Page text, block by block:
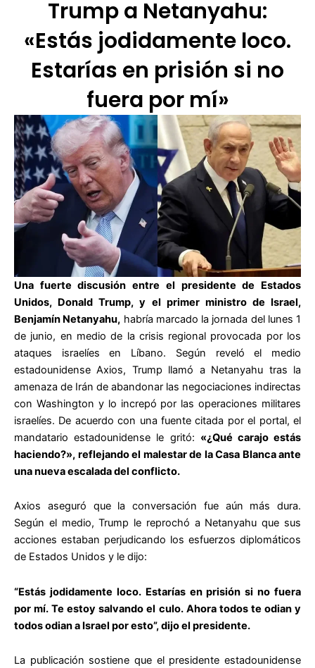
Trump a Netanyahu:
«Estás jodidamente loco.
Estarías en prisión si no
fuera por mí»
Una fuerte discusión entre el presidente de Estados
Unidos, Donald Trump, y el primer ministro de Israel,
Benjamín Netanyahu, habría marcado la jornada del lunes 1
de junio, en medio de la crisis regional provocada por los
ataques israelíes en Líbano. Según reveló el medio
estadounidense Axios, Trump llamó a Netanyahu tras la
amenaza de Irán de abandonar las negociaciones indirectas
con Washington y lo increpó por las operaciones militares
israelíes. De acuerdo con una fuente citada por el portal, el
mandatario estadounidense le gritó: «¿Qué carajo estás
haciendo?», reflejando el malestar de la Casa Blanca ante
una nueva escalada del conflicto.
Axios aseguró que la conversación fue aún más dura.
Según el medio, Trump le reprochó a Netanyahu que sus
acciones estaban perjudicando los esfuerzos diplomáticos
de Estados Unidos y le dijo:
“Estás jodidamente loco. Estarías en prisión si no fuera
por mí. Te estoy salvando el culo. Ahora todos te odian y
todos odian a Israel por esto”, dijo el presidente.
La publicación sostiene que el presidente estadounidense